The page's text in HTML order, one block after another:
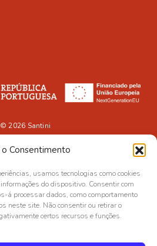
o Consentimento
usamos tecnologias como cookies
do dispositivo. Consentir com
á processar dados, como comportamento
neste site. Não consentir ou retirar o
certos recursos e funções.
© 2026 Santini